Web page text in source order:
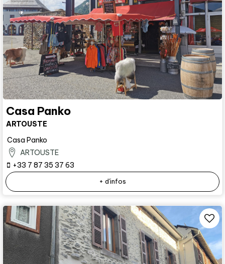
Casa Panko
ARTOUSTE
Casa Panko
ARTOUSTE
+33 7 87 35 37 63
+ d'infos